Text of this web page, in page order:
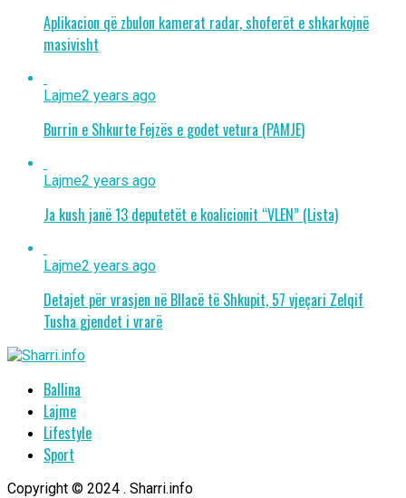
Aplikacion që zbulon kamerat radar, shoferët e shkarkojnë
masivisht
Lajme2 years ago
Burrin e Shkurte Fejzës e godet vetura (PAMJE)
Lajme2 years ago
Ja kush janë 13 deputetët e koalicionit “VLEN” (Lista)
Lajme2 years ago
Detajet për vrasjen në Bllacë të Shkupit, 57 vjeçari Zelqif
Tusha gjendet i vrarë
Ballina
Lajme
Lifestyle
Sport
Copyright © 2024 . Sharri.info